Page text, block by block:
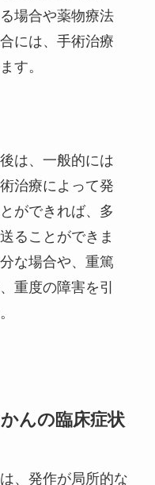
場合や薬物療法
には、手術治療
す。
は、一般的には
治療によって発
ができれば、多
ることができま
な場合や、重篤
重度の障害を引
んの臨床症状
、発作が局所的な